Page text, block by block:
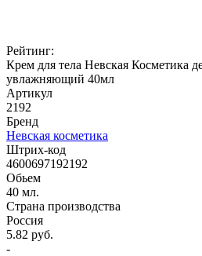
Рейтинг:
Крем для тела Невская Косметика
увлажняющий 40мл
Артикул
2192
Бренд
Невская косметика
Штрих-код
4600697192192
Обьем
40 мл.
Страна производства
Россия
5.82 руб.
-